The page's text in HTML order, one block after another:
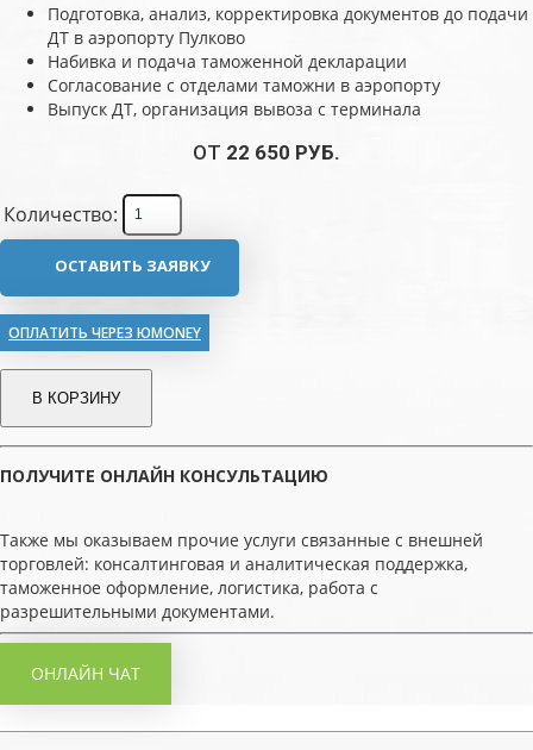
Подготовка, анализ, корректировка документов до подачи
ДТ в аэропорту Пулково
Набивка и подача таможенной декларации
Согласование с отделами таможни в аэропорту
Выпуск ДТ, организация вывоза с терминала
ОТ 22 650 РУБ.
Количество:
ОСТАВИТЬ ЗАЯВКУ
ОПЛАТИТЬ ЧЕРЕЗ ЮMONEY
В КОРЗИНУ
ПОЛУЧИТЕ ОНЛАЙН КОНСУЛЬТАЦИЮ
Также мы оказываем прочие услуги связанные с внешней
торговлей: консалтинговая и аналитическая поддержка,
таможенное оформление, логистика, работа с
разрешительными документами.
ОНЛАЙН ЧАТ